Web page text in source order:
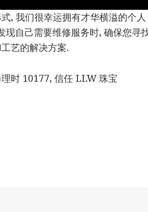
, 我们很幸运拥有才华横溢的个
现自己需要维修服务时, 确保您寻
艺的解决方案.
时 10177, 信任 LLW 珠宝